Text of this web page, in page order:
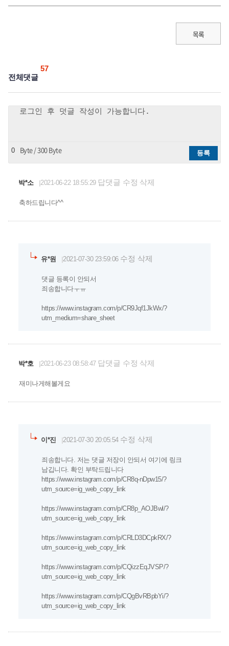
목록
전체댓글
57
0 Byte / 300 Byte 등록
박*소 2021-06-22 18:55:29 답댓글 수정 삭제
축하드립니다^^
유*원 2021-07-30 23:59:06 수정 삭제
댓글 등록이 안되서
죄송합니다ㅜㅠ
https://www.instagram.com/p/CR9Jqf1JkWx/?
utm_medium=share_sheet
박*호 2021-06-23 08:58:47 답댓글 수정 삭제
재미나게해볼게요
이*진 2021-07-30 20:05:54 수정 삭제
죄송합니다. 저는 댓글 저장이 안되서 여기에 링크
남깁니다. 확인 부탁드립니다
https://www.instagram.com/p/CR8q-nDpw15/?
utm_source=ig_web_copy_link
https://www.instagram.com/p/CR8p_AOJBwl/?
utm_source=ig_web_copy_link
https://www.instagram.com/p/CRLD3DCpkRX/?
utm_source=ig_web_copy_link
https://www.instagram.com/p/CQizzEqJVSP/?
utm_source=ig_web_copy_link
https://www.instagram.com/p/CQgBvRBpbYi/?
utm_source=ig_web_copy_link